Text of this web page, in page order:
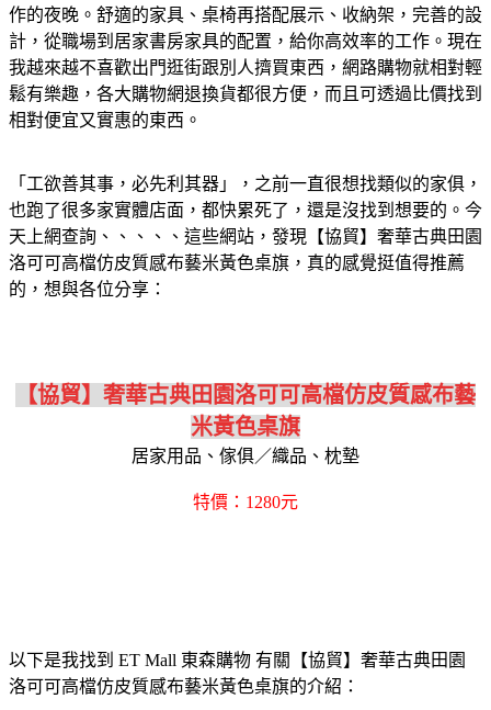
作的夜晚。舒適的家具、桌椅再搭配展示、收納架，完善的設
計，從職場到居家書房家具的配置，給你高效率的工作。現在
我越來越不喜歡出門逛街跟別人擠買東西，網路購物就相對輕
鬆有樂趣，各大購物網退換貨都很方便，而且可透過比價找到
相對便宜又實惠的東西。
「工欲善其事，必先利其器」，之前一直很想找類似的家俱，
也跑了很多家實體店面，都快累死了，還是沒找到想要的。今
天上網查詢、、、、、這些網站，發現【協貿】奢華古典田園
洛可可高檔仿皮質感布藝米黃色桌旗，真的感覺挺值得推薦
的，想與各位分享：
【協貿】奢華古典田園洛可可高檔仿皮質感布藝
米黃色桌旗
居家用品、傢俱／織品、枕墊
特價：1280元
以下是我找到 ET Mall 東森購物 有關【協貿】奢華古典田園
洛可可高檔仿皮質感布藝米黃色桌旗的介紹：